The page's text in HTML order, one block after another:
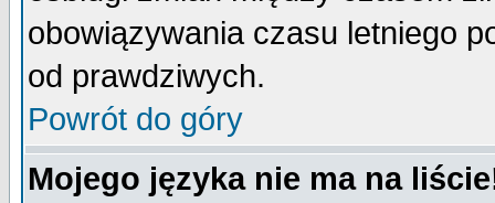
obowiązywania czasu letniego
od prawdziwych.
Powrót do góry
Mojego języka nie ma na